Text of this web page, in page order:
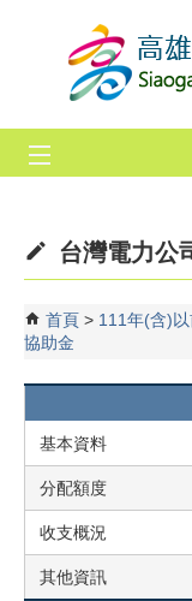
跳到主要內容區塊
台灣電力公
首頁 111年(含)
協助金
基本資料
分配額度
收支概況
其他資訊